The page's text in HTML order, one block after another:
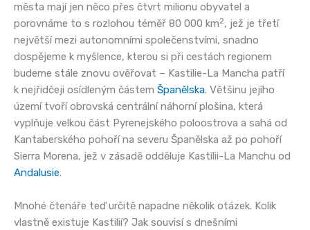
města mají jen něco přes čtvrt milionu obyvatel a
porovnáme to s rozlohou téměř 80 000 km2, jež je třetí
největší mezi autonomními společenstvími, snadno
dospějeme k myšlence, kterou si při cestách regionem
budeme stále znovu ověřovat – Kastilie-La Mancha patří
k nejřidčeji osídleným částem Španělska. Většinu jejího
území tvoří obrovská centrální náhorní plošina, která
vyplňuje velkou část Pyrenejského poloostrova a sahá od
Kantaberského pohoří na severu Španělska až po pohoří
Sierra Morena, jež v zásadě odděluje Kastilii-La Manchu od
Andalusie.
Mnohé čtenáře teď určitě napadne několik otázek. Kolik
vlastně existuje Kastilií? Jak souvisí s dnešními